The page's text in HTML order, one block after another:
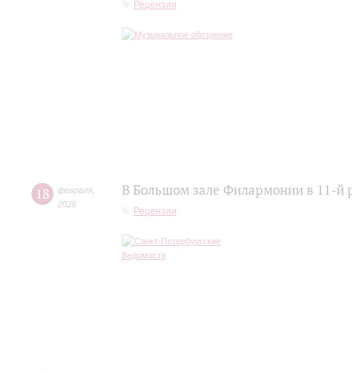
Рецензии
18 февраля
2026
В Большом зале Филармонии в 11-й
Рецензии